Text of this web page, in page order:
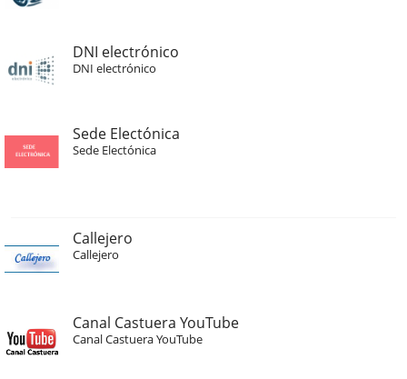
DNI electrónico
DNI electrónico
Sede Electónica
Sede Electónica
Callejero
Callejero
Canal Castuera YouTube
Canal Castuera YouTube